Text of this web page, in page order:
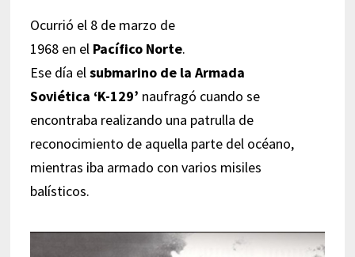
Ocurrió el 8 de marzo de
1968 en el Pacífico Norte.
Ese día elsubmarino de la Armada
Soviética ‘K-129’ naufragó cuando se
encontraba realizando una patrulla de
reconocimiento de aquella parte del océano,
mientras iba armado con varios misiles
balísticos.